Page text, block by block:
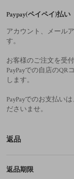
Paypay(ペイペイ)払い
アカウント、メール
す。
お客様のご注文を受
PayPayでの自店の
します。
PayPayでのお支払い
ださいませ。
返品
返品期限